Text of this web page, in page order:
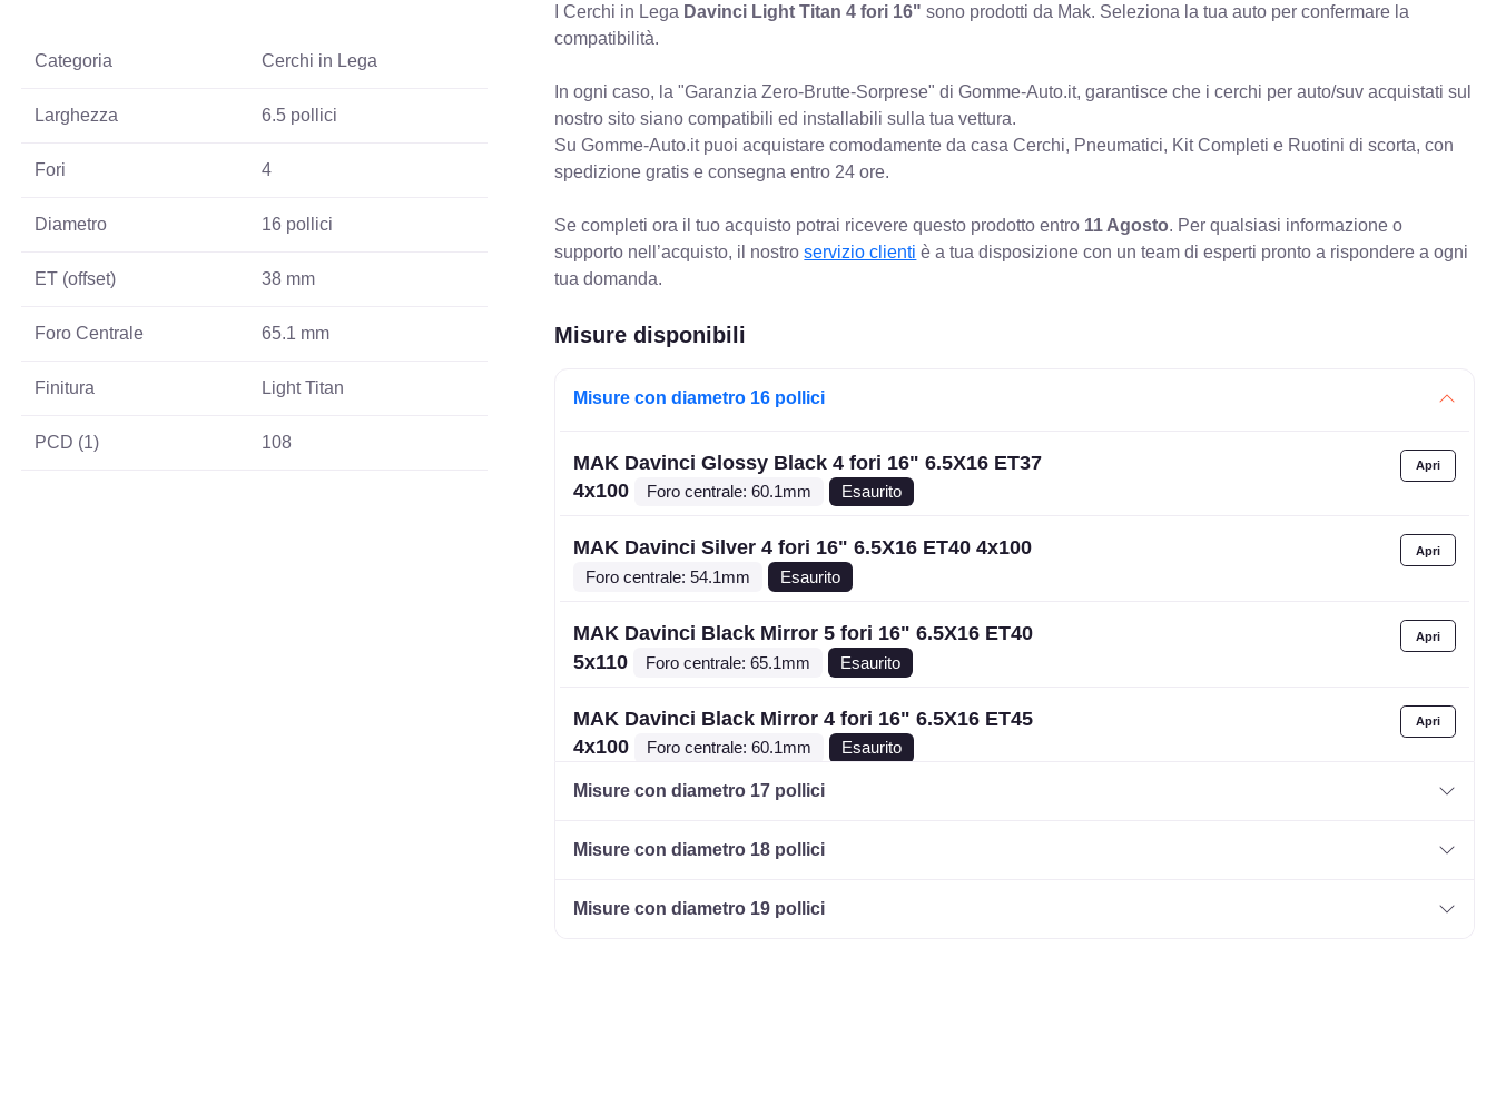
Categoria Cerchi in Lega
Larghezza 6.5 pollici
Fori 4
Diametro 16 pollici
ET (offset) 38 mm
Foro Centrale 65.1 mm
Finitura Light Titan
PCD (1) 108
I Cerchi in Lega Davinci Light Titan 4 fori 16" sono prodotti da Mak. Seleziona la tua auto per confermare la
compatibilità.
In ogni caso, la "Garanzia Zero-Brutte-Sorprese" di Gomme-Auto.it, garantisce che i cerchi per auto/suv acquistati sul
nostro sito siano compatibili ed installabili sulla tua vettura.
Su Gomme-Auto.it puoi acquistare comodamente da casa Cerchi, Pneumatici, Kit Completi e Ruotini di scorta, con
spedizione gratis e consegna entro 24 ore.
Se completi ora il tuo acquisto potrai ricevere questo prodotto entro 11 Agosto. Per qualsiasi informazione o
supporto nell’acquisto, il nostroservizio clienti è a tua disposizione con un team di esperti pronto a rispondere a ogni
tua domanda.
Misure disponibili
Misure con diametro 16 pollici
MAK Davinci Glossy Black 4 fori 16" 6.5X16 ET37
4x100
Foro centrale: 60.1mm Esaurito
MAK Davinci Silver 4 fori 16" 6.5X16 ET40 4x100
Foro centrale: 54.1mm Esaurito
MAK Davinci Black Mirror 5 fori 16" 6.5X16 ET40
5x110
Foro centrale: 65.1mm Esaurito
MAK Davinci Black Mirror 4 fori 16" 6.5X16 ET45
4x100
Foro centrale: 60.1mm Esaurito
MAK Davinci Black Mirror 4 fori 16" 6.5X16 ET47.5
5x114.3
Foro centrale: 66.1mm
Misure con diametro 17 pollici
Misure con diametro 18 pollici
Misure con diametro 19 pollici